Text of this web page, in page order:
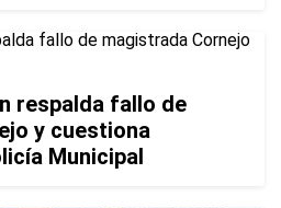
respalda fallo de
y cuestiona
Municipal